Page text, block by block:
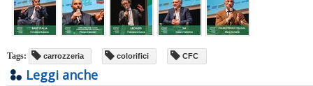
Tags: carrozzeria colorifici CFC
Leggi anche